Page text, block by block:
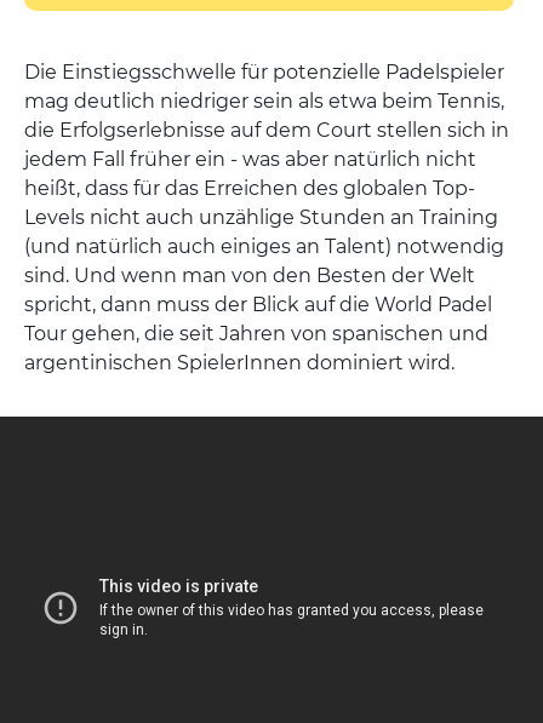
Die Einstiegsschwelle für potenzielle Padelspieler
mag deutlich niedriger sein als etwa beim Tennis,
die Erfolgserlebnisse auf dem Court stellen sich in
jedem Fall früher ein - was aber natürlich nicht
heißt, dass für das Erreichen des globalen Top-
Levels nicht auch unzählige Stunden an Training
(und natürlich auch einiges an Talent) notwendig
sind. Und wenn man von den Besten der Welt
spricht, dann muss der Blick auf die World Padel
Tour gehen, die seit Jahren von spanischen und
argentinischen SpielerInnen dominiert wird.